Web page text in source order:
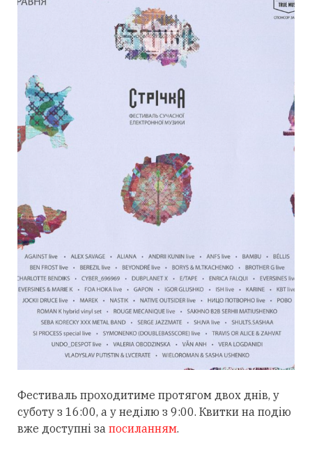
Фестиваль проходитиме протягом двох днів, у
суботу з 16:00, а у неділю з 9:00. Квитки на подію
вже доступні за посиланням.